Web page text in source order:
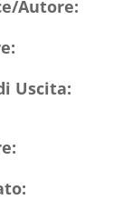
Autore:
Uscita: